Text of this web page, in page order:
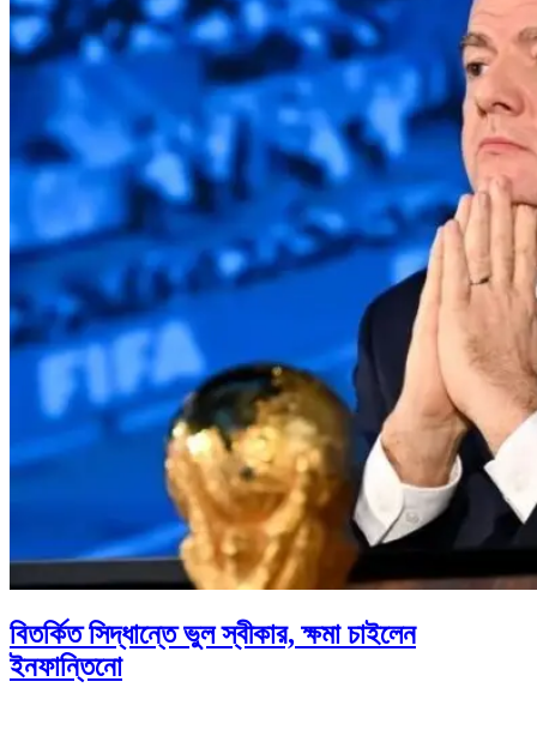
বিতর্কিত সিদ্ধান্তে ভুল স্বীকার, ক্ষমা চাইলেন
ইনফান্তিনো